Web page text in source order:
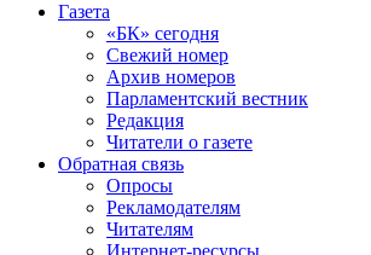
Газета
«БК» сегодня
Свежий номер
Архив номеров
Парламентский вестник
Редакция
Читатели о газете
Обратная связь
Опросы
Рекламодателям
Читателям
Интернет-ресурсы